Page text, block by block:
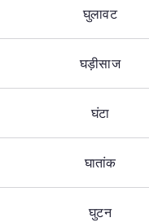
घुलावट
घड़ीसाज
घंटा
घातांक
घुटन